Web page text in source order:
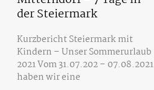
der Steiermark
Kurzbericht Steiermark mit
Kindern – Unser Sommerurlaub
2021 Vom 31.07.202 – 07.08.2021
haben wir eine